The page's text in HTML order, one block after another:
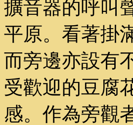
擴音器的呼叫
平原。看著掛
而旁邊亦設有
受歡迎的豆腐
感。作為旁觀